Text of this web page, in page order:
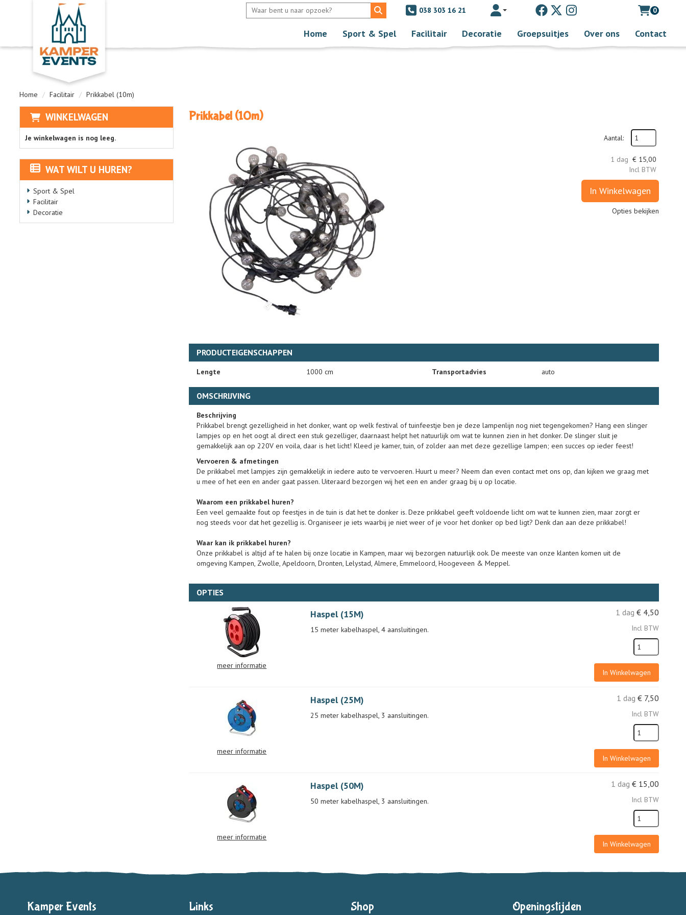
038 303 16 21 Toggle account dropdown 0
Home Sport & Spel Facilitair Decoratie Groepsuitjes Over ons Contact
Home Facilitair Prikkabel (10m)
WINKELWAGEN
Je winkelwagen is nog leeg.
WAT WILT U HUREN?
Sport & Spel
Facilitair
Decoratie
Prikkabel (10m)
Aantal:
1 dag € 15,00
Incl BTW
In Winkelwagen
Opties bekijken
PRODUCTEIGENSCHAPPEN
Lengte 1000 cm Transportadvies auto
OMSCHRIJVING
Beschrijving
Prikkabel brengt gezelligheid in het donker, want op welk festival of tuinfeestje ben je deze lampenlijn nog niet tegengekomen? Hang een slinger
lampjes op en het oogt al direct een stuk gezelliger, daarnaast helpt het natuurlijk om wat te kunnen zien in het donker. De slinger sluit je
gemakkelijk aan op 220V en voila, daar is het licht! Kleed je kamer, tuin, of zolder aan met deze gezellige lampen; een succes op ieder feest!
Vervoeren & afmetingen
De prikkabel met lampjes zijn gemakkelijk in iedere auto te vervoeren. Huurt u meer? Neem dan even contact met ons op, dan kijken we graag met
u mee of het een en ander gaat passen. Uiteraard bezorgen wij het een en ander graag bij u op locatie.
Waarom een prikkabel huren?
Een veel gemaakte fout op feestjes in de tuin is dat het te donker is. Deze prikkabel geeft voldoende licht om wat te kunnen zien, maar zorgt er
nog steeds voor dat het gezellig is. Organiseer je iets waarbij je niet weer of je voor het donker op bed ligt? Denk dan aan deze prikkabel!
Waar kan ik prikkabel huren?
Onze prikkabel is altijd af te halen bij onze locatie in Kampen, maar wij bezorgen natuurlijk ook. De meeste van onze klanten komen uit de
omgeving Kampen, Zwolle, Apeldoorn, Dronten, Lelystad, Almere, Emmeloord, Hoogeveen & Meppel.
OPTIES
meer informatie
1 dag € 4,50
Incl BTW
In Winkelwagen
Haspel (15M)
15 meter kabelhaspel, 4 aansluitingen.
meer informatie
1 dag € 7,50
Incl BTW
In Winkelwagen
Haspel (25M)
25 meter kabelhaspel, 3 aansluitingen.
meer informatie
1 dag € 15,00
Incl BTW
In Winkelwagen
Haspel (50M)
50 meter kabelhaspel, 3 aansluitingen.
Kamper Events Links Shop Openingstijden